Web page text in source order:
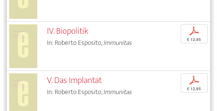
IV. Biopolitik
In: Roberto Esposito,Immunitas
p
€ 12,95
V. Das Implantat
In: Roberto Esposito,Immunitas
p
€ 12,95